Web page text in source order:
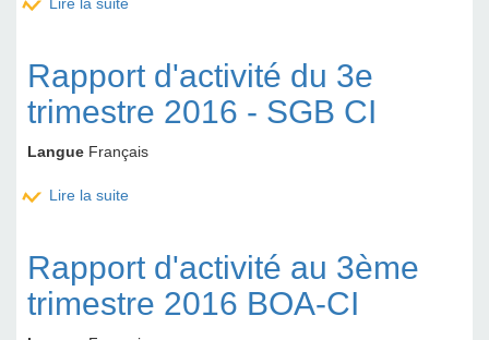
Lire la suite
Rapport d'activité du 3e
trimestre 2016 - SGB CI
Langue Français
Lire la suite
Rapport d'activité au 3ème
trimestre 2016 BOA-CI